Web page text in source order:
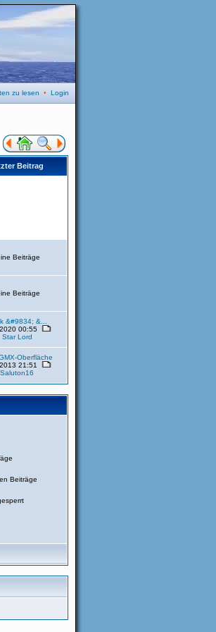
zu lesen • Login
Beitrag
Beiträge
Beiträge
&#9834; &...
00:55
Star Lord
Oberfläche
21:51
Saluton16
Beiträge